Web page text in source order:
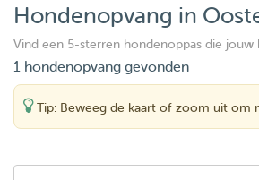
Hondenopvang in
Vind een 5-sterren hondenoppas die
1 hondenopvang gevonden
Tip: Beweeg de kaart of zoom uit om